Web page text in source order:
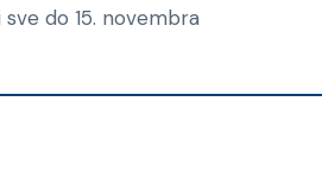
do 15. novembra